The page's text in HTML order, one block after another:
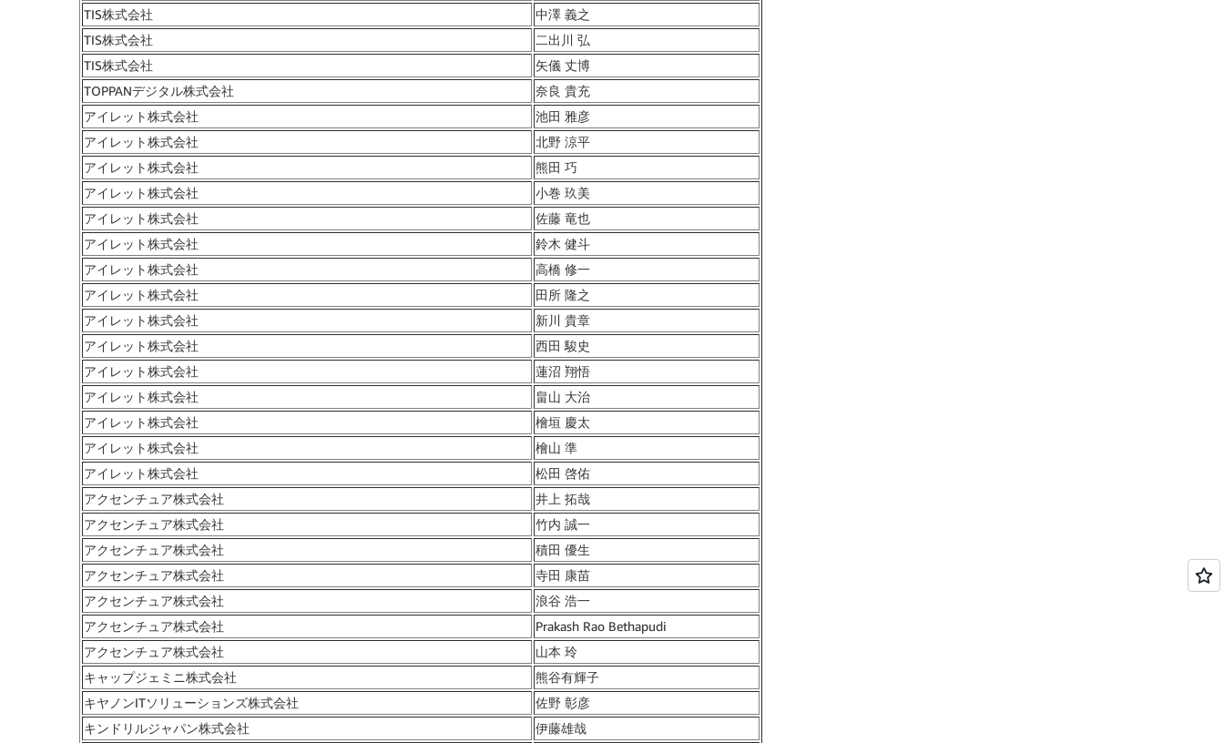
TIS株式会社
中澤 義之
TIS株式会社
二出川 弘
TIS株式会社
矢儀 丈博
TOPPANデジタル株式会社
奈良 貴充
アイレット株式会社
池田 雅彦
アイレット株式会社
北野 涼平
アイレット株式会社
熊田 巧
アイレット株式会社
小巻 玖美
アイレット株式会社
佐藤 竜也
アイレット株式会社
鈴木 健斗
アイレット株式会社
高橋 修一
アイレット株式会社
田所 隆之
アイレット株式会社
新川 貴章
アイレット株式会社
西田 駿史
アイレット株式会社
蓮沼 翔悟
アイレット株式会社
畠山 大治
アイレット株式会社
檜垣 慶太
アイレット株式会社
檜山 準
アイレット株式会社
松田 啓佑
アクセンチュア株式会社
井上 拓哉
アクセンチュア株式会社
竹内 誠一
アクセンチュア株式会社
積田 優生
アクセンチュア株式会社
寺田 康苗
アクセンチュア株式会社
浪谷 浩一
アクセンチュア株式会社
Prakash Rao Bethapudi
アクセンチュア株式会社
山本 玲
キャップジェミニ株式会社
熊谷有輝子
キヤノンITソリューションズ株式会社
佐野 彰彦
キンドリルジャパン株式会社
伊藤雄哉